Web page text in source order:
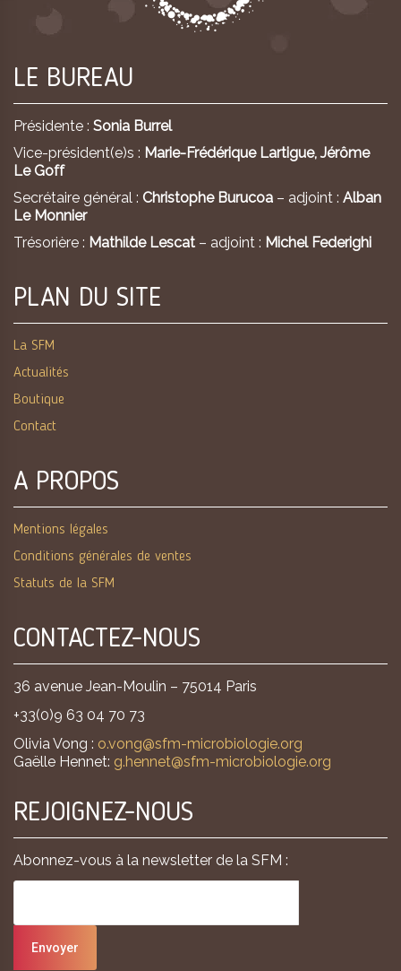
LE BUREAU
Présidente : Sonia Burrel
Vice-président(e)s : Marie-Frédérique Lartigue, Jérôme
Le Goff
Secrétaire général : Christophe Burucoa – adjoint : Alban
Le Monnier
Trésorière : Mathilde Lescat – adjoint : Michel Federighi
PLAN DU SITE
La SFM
Actualités
Boutique
Contact
A PROPOS
Mentions légales
Conditions générales de ventes
Statuts de la SFM
CONTACTEZ-NOUS
36 avenue Jean-Moulin – 75014 Paris
+33(0)9 63 04 70 73
Olivia Vong : o.vong@sfm-microbiologie.org
Gaëlle Hennet: g.hennet@sfm-microbiologie.org
REJOIGNEZ-NOUS
Abonnez-vous à la newsletter de la SFM :